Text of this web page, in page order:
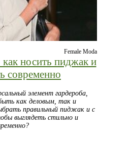
Female Moda
как носить пиджак и
современно
элемент гардероба,
как деловым, так и
правильный пиджак и с
выглядеть стильно и